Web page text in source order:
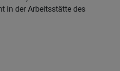
in der Arbeitsstätte des